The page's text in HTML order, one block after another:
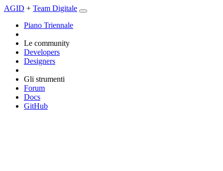
AGID + Team Digitale
Piano Triennale
Le community
Developers
Designers
Gli strumenti
Forum
Docs
GitHub